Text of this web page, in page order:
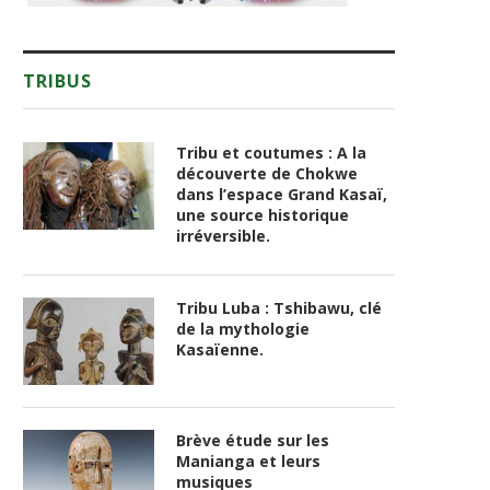
TRIBUS
Tribu et coutumes : A la
découverte de Chokwe
dans l’espace Grand Kasaï,
une source historique
irréversible.
Tribu Luba : Tshibawu, clé
de la mythologie
Kasaïenne.
Brève étude sur les
Manianga et leurs
musiques